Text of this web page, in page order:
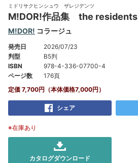
ミドリサクヒンシュウ ザレジデンツ
M!DOR!作品集 the residents
M!DOR! コラージュ
発売日
2026/07/23
判型
B5判
ISBN
978-4-336-07700-4
ページ数
176頁
定価 7,700円（本体価格7,000円）
シェア
※在庫あり
カタログダウンロード